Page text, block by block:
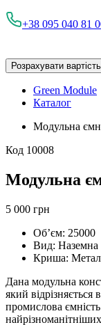
+38 095 040 81
Розрахувати вартість
Green Module
Каталог
Модульна
Код 10008
Модульна
5 000 грн
Об’єм: 25000
Вид: Наземна
Криша:
Дана модульна
який
промислова